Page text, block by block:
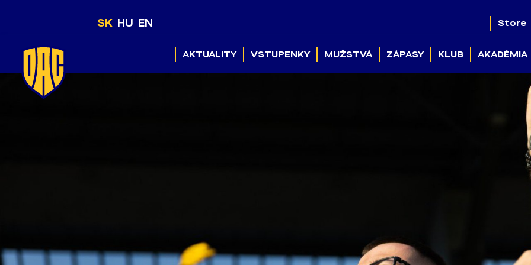
SK HU EN Store
AKTUALITY VSTUPENKY MUŽSTVÁ ZÁPASY KLUB AKADÉMIA